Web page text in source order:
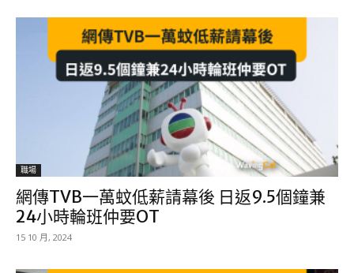
職場
網傳TVB一萬蚊低薪請幕後 日返9.5個鐘兼
24小時輪班仲要OT
15 10 月, 2024